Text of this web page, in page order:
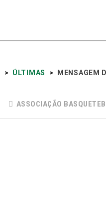
> ÚLTIMAS > MENSAGEM
ASSOCIAÇÃO